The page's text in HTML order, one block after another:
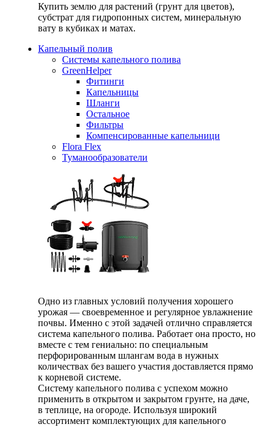
Купить землю для растений (грунт для цветов),
субстрат для гидропонных систем, минеральную
вату в кубиках и матах.
Капельный полив
Системы капельного полива
GreenHelper
Фитинги
Капельницы
Шланги
Остальное
Фильтры
Компенсированные капельници
Flora Flex
Туманообразователи
Одно из главных условий получения хорошего
урожая — своевременное и регулярное увлажнение
почвы. Именно с этой задачей отлично справляется
система капельного полива. Работает она просто, но
вместе с тем гениально: по специальным
перфорированным шлангам вода в нужных
количествах без вашего участия доставляется прямо
к корневой системе.
Систему капельного полива с успехом можно
применить в открытом и закрытом грунте, на даче,
в теплице, на огороде. Используя широкий
ассортимент комплектующих для капельного